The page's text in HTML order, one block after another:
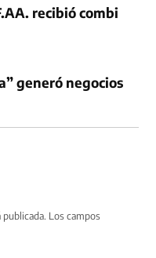
recibió combi
generó negocios
Los campos